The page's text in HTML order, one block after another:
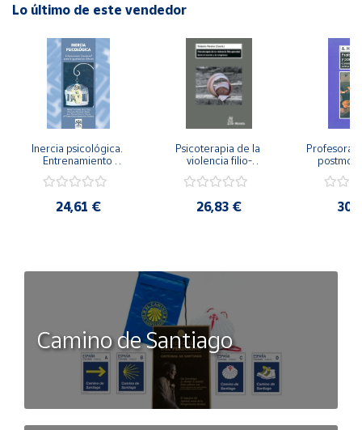
Lo último de este vendedor
Inercia psicológica.
Entrenamiento
Igualdad de Género.
24,61 €
Psicoterapia de la
violencia filio-
secreto y la
26,83 €
Camino de Santiago